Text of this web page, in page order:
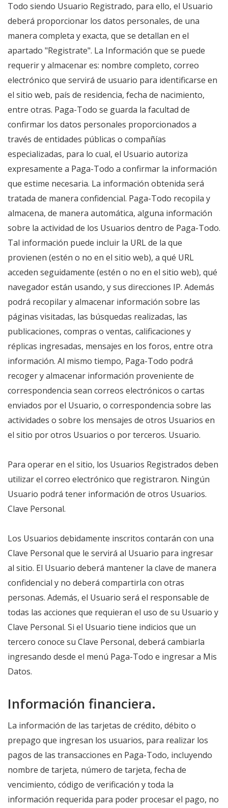
Todo siendo Usuario Registrado, para ello, el Usuario
deberá proporcionar los datos personales, de una
manera completa y exacta, que se detallan en el
apartado "Registrate". La Información que se puede
requerir y almacenar es: nombre completo, correo
electrónico que servirá de usuario para identificarse en
el sitio web, país de residencia, fecha de nacimiento,
entre otras. Paga-Todo se guarda la facultad de
confirmar los datos personales proporcionados a
través de entidades públicas o compañías
especializadas, para lo cual, el Usuario autoriza
expresamente a Paga-Todo a confirmar la información
que estime necesaria. La información obtenida será
tratada de manera confidencial. Paga-Todo recopila y
almacena, de manera automática, alguna información
sobre la actividad de los Usuarios dentro de Paga-Todo.
Tal información puede incluir la URL de la que
provienen (estén o no en el sitio web), a qué URL
acceden seguidamente (estén o no en el sitio web), qué
navegador están usando, y sus direcciones IP. Además
podrá recopilar y almacenar información sobre las
páginas visitadas, las búsquedas realizadas, las
publicaciones, compras o ventas, calificaciones y
réplicas ingresadas, mensajes en los foros, entre otra
información. Al mismo tiempo, Paga-Todo podrá
recoger y almacenar información proveniente de
correspondencia sean correos electrónicos o cartas
enviados por el Usuario, o correspondencia sobre las
actividades o sobre los mensajes de otros Usuarios en
el sitio por otros Usuarios o por terceros. Usuario.
Para operar en el sitio, los Usuarios Registrados deben
utilizar el correo electrónico que registraron. Ningún
Usuario podrá tener información de otros Usuarios.
Clave Personal.
Los Usuarios debidamente inscritos contarán con una
Clave Personal que le servirá al Usuario para ingresar
al sitio. El Usuario deberá mantener la clave de manera
confidencial y no deberá compartirla con otras
personas. Además, el Usuario será el responsable de
todas las acciones que requieran el uso de su Usuario y
Clave Personal. Si el Usuario tiene indicios que un
tercero conoce su Clave Personal, deberá cambiarla
ingresando desde el menú Paga-Todo e ingresar a Mis
Datos.
Información financiera.
La información de las tarjetas de crédito, débito o
prepago que ingresan los usuarios, para realizar los
pagos de las transacciones en Paga-Todo, incluyendo
nombre de tarjeta, número de tarjeta, fecha de
vencimiento, código de verificación y toda la
información requerida para poder procesar el pago, no